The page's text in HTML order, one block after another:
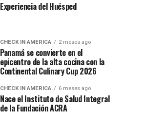
Experiencia del Huésped
CHECK IN AMERICA 2 meses ago
Panamá se convierte en el
epicentro de la alta cocina con la
Continental Culinary Cup 2026
CHECK IN AMERICA 6 meses ago
Nace el Instituto de Salud Integral
de la Fundación ACRA